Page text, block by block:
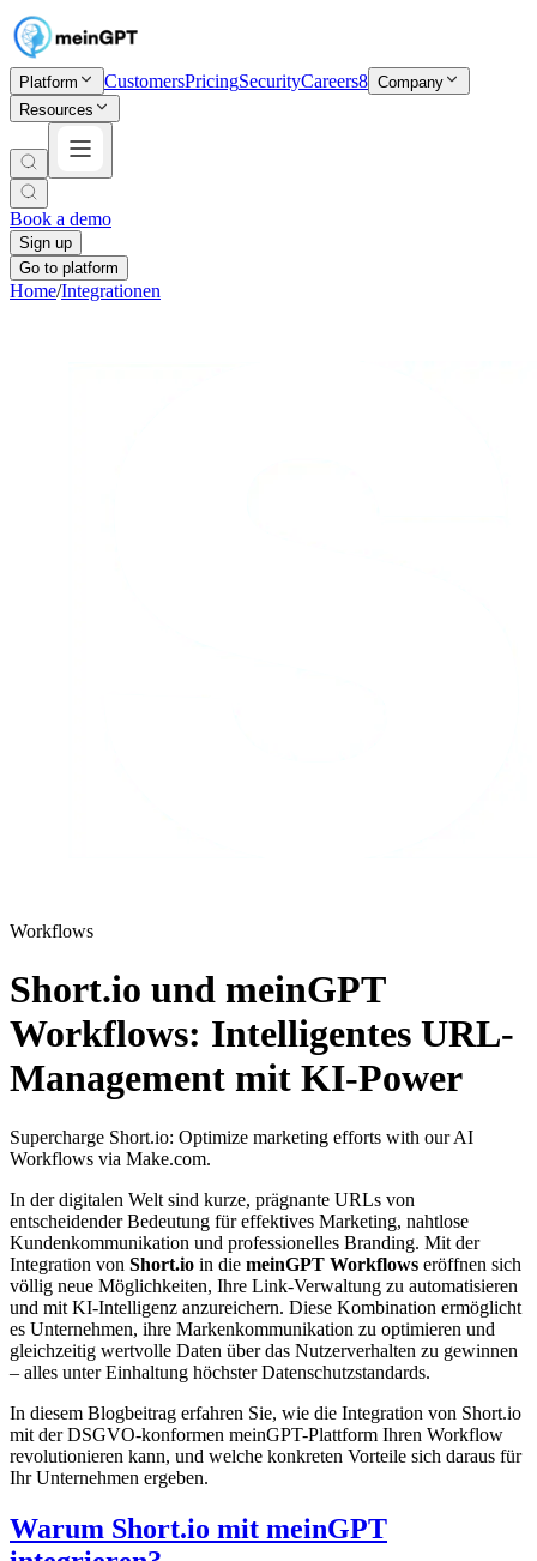
Platform CustomersPricingSecurityCareers8 Company
Resources
Book a demo
Sign up
Go to platform
Home/Integrationen
Workflows
Short.io und meinGPT
Workflows: Intelligentes URL-
Management mit KI-Power
Supercharge Short.io: Optimize marketing efforts with our AI
Workflows via Make.com.
In der digitalen Welt sind kurze, prägnante URLs von
entscheidender Bedeutung für effektives Marketing, nahtlose
Kundenkommunikation und professionelles Branding. Mit der
Integration von Short.io in die meinGPT Workflows eröffnen sich
völlig neue Möglichkeiten, Ihre Link-Verwaltung zu automatisieren
und mit KI-Intelligenz anzureichern. Diese Kombination ermöglicht
es Unternehmen, ihre Markenkommunikation zu optimieren und
gleichzeitig wertvolle Daten über das Nutzerverhalten zu gewinnen
– alles unter Einhaltung höchster Datenschutzstandards.
In diesem Blogbeitrag erfahren Sie, wie die Integration von Short.io
mit der DSGVO-konformen meinGPT-Plattform Ihren Workflow
revolutionieren kann, und welche konkreten Vorteile sich daraus für
Ihr Unternehmen ergeben.
Warum Short.io mit meinGPT